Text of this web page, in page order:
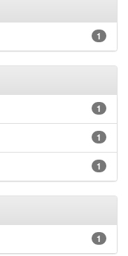
1
1
1
1
1